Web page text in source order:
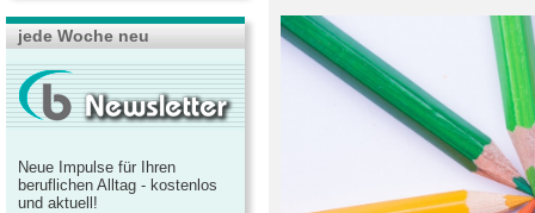
jede Woche neu
Neue Impulse für Ihren
beruflichen Alltag - kostenlos
und aktuell!